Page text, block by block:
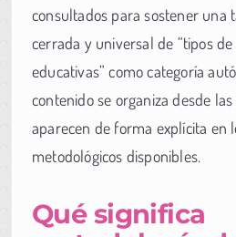
consultados para sostener una
cerrada y universal de “tipos
educativas” como categoría
contenido se organiza desde
aparecen de forma explícita en
metodológicos disponibles.
Qué significa